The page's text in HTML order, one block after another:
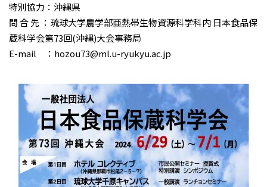
特別協力：沖縄県
問 合 先 ：琉球大学農学部亜熱帯生物資源科学科内 日本食品保
蔵科学会第73回(沖縄)大会事務局
E-mail ：hozou73@ml.u-ryukyu.ac.jp